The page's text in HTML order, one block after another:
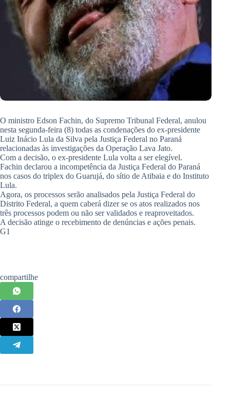
O ministro Edson Fachin, do Supremo Tribunal Federal, anulou
nesta segunda-feira (8) todas as condenações do ex-presidente
Luiz Inácio Lula da Silva pela Justiça Federal no Paraná
relacionadas às investigações da Operação Lava Jato.
Com a decisão, o ex-presidente Lula volta a ser elegível.
Fachin declarou a incompetência da Justiça Federal do Paraná
nos casos do triplex do Guarujá, do sítio de Atibaia e do Instituto
Lula.
Agora, os processos serão analisados pela Justiça Federal do
Distrito Federal, a quem caberá dizer se os atos realizados nos
três processos podem ou não ser validados e reaproveitados.
A decisão atinge o recebimento de denúncias e ações penais.
G1
compartilhe